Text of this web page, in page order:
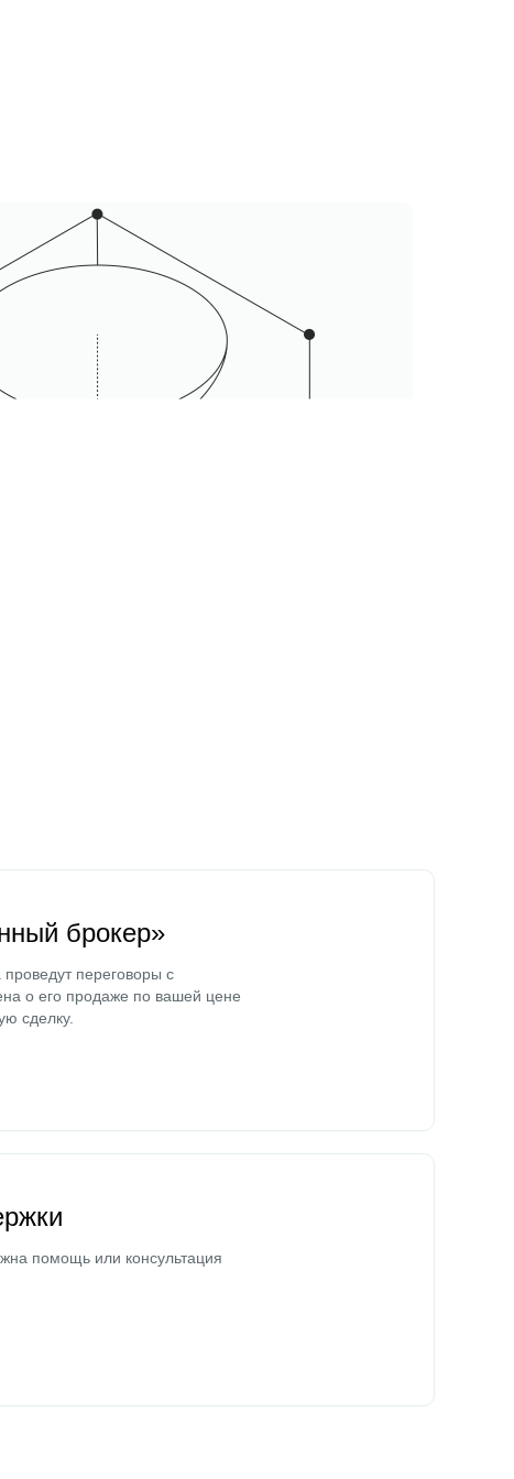
брокер»
переговоры с
о его продаже по вашей цене
сделку.
помощь или консультация